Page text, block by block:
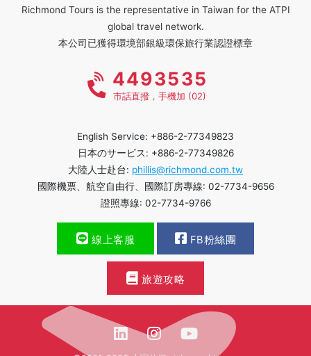
Richmond Tours is the representative in Taiwan for the ATPI
global travel network.
本公司已獲得環境部銀級環保旅行業認證標章
4493535
市話直撥，手機加 (02)
English Service: +886-2-77349823
日本のサービス: +886-2-77349826
大陸人士赴台: phillis@richmond.com.tw
國際機票、航空自由行、國際訂房專線: 02-7734-9656
證照專線: 02-7734-9766
線上客服 FB粉絲團
旅遊攻略